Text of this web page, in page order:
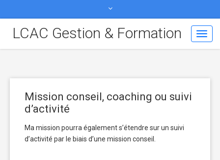
contact@lcac-formation.fr
LCAC Gestion & Formation
Mission conseil, coaching ou suivi
d’activité
Ma mission pourra également s’étendre sur un suivi
d’activité par le biais d’une mission conseil.